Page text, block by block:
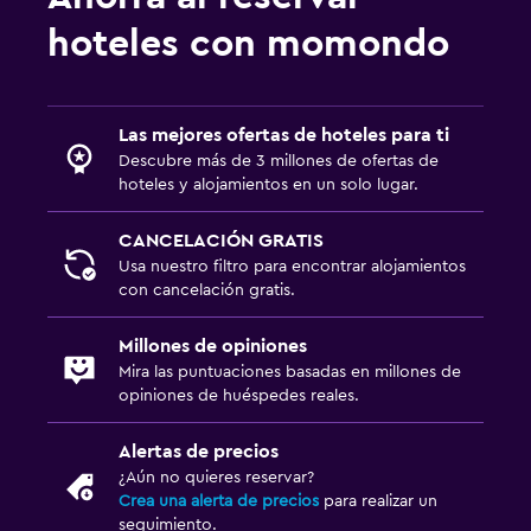
Salud y seguridad
Cámaras CCTV en zonas comunes
Cámaras CCTV en el exterior
Piscina y spa
Bar en la piscina
Piscina al aire libre
Piscina con vista
hoteles con momondo
Las mejores ofertas de hoteles para ti
Descubre más de 3 millones de ofertas de
hoteles y alojamientos en un solo lugar.
CANCELACIÓN GRATIS
Usa nuestro filtro para encontrar alojamientos
con cancelación gratis.
Millones de opiniones
Mira las puntuaciones basadas en millones de
opiniones de huéspedes reales.
Alertas de precios
¿Aún no quieres reservar?
Crea una alerta de precios para realizar un
seguimiento.